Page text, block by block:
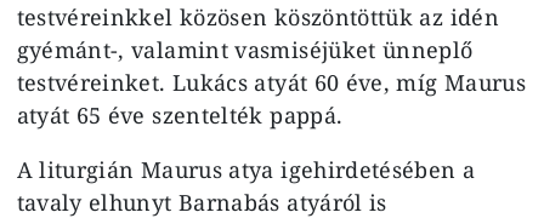
testvéreinkkel közösen köszöntöttük az idén
gyémánt-, valamint vasmiséjüket ünneplő
testvéreinket. Lukács atyát 60 éve, míg Maurus
atyát 65 éve szentelték pappá.
A liturgián Maurus atya igehirdetésében a
tavaly elhunyt Barnabás atyáról is